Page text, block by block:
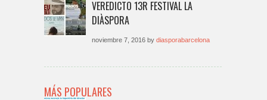
VEREDICTO 13R FESTIVAL LA
DIÀSPORA
noviembre 7, 2016 by diasporabarcelona
MÁS POPULARES